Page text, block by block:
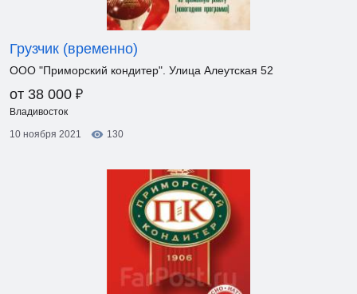
Грузчик (временно)
ООО "Приморский кондитер". Улица Алеутская 52
от 38 000 ₽
Владивосток
10 ноября 2021
130